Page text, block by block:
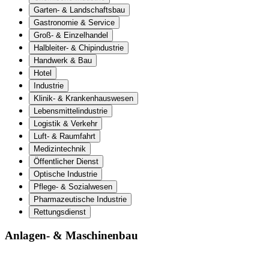
Garten- & Landschaftsbau
Gastronomie & Service
Groß- & Einzelhandel
Halbleiter- & Chipindustrie
Handwerk & Bau
Hotel
Industrie
Klinik- & Krankenhauswesen
Lebensmittelindustrie
Logistik & Verkehr
Luft- & Raumfahrt
Medizintechnik
Öffentlicher Dienst
Optische Industrie
Pflege- & Sozialwesen
Pharmazeutische Industrie
Rettungsdienst
Anlagen- & Maschinenbau